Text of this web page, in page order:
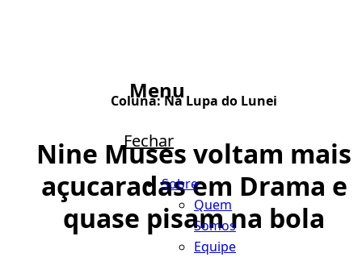
Menu
Fechar
Sobre
Quem
Somos
Equipe
Coluna:Na Lupa do Lunei
Nine Muses voltam mais
açucaradas em Drama e
quase pisam na bola